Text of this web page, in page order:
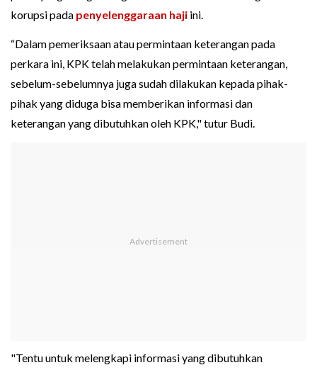
korupsi pada penyelenggaraan haji ini.
“Dalam pemeriksaan atau permintaan keterangan pada
perkara ini, KPK telah melakukan permintaan keterangan,
sebelum-sebelumnya juga sudah dilakukan kepada pihak-
pihak yang diduga bisa memberikan informasi dan
keterangan yang dibutuhkan oleh KPK," tutur Budi.
"Tentu untuk melengkapi informasi yang dibutuhkan